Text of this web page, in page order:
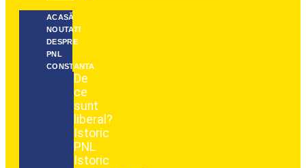
ACASĂ
NOUTATI
DESPRE
PNL
CONSTANTA
De
ce
sunt
liberal?
Istoric
PNL
Istoric